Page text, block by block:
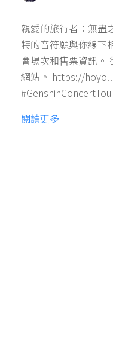
親愛的旅行者：無盡
特的音符願與你線下
會場次和售票資訊。
網站。 https://
閱讀更多